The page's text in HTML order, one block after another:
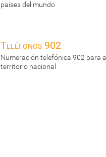
paises del mundo
Teléfonos 902
Numeración telefónica 902 para
territorio nacional